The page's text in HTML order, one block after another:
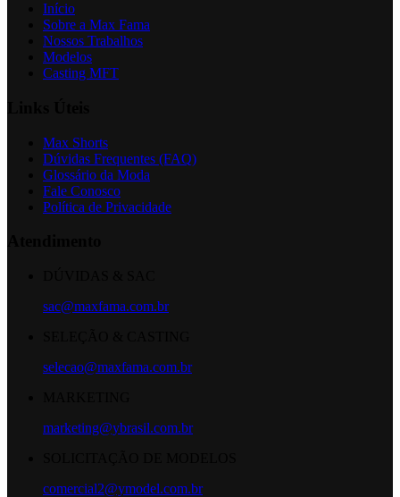
Início
Sobre a Max Fama
Nossos Trabalhos
Modelos
Casting MFT
Max Shorts
Dúvidas Frequentes (FAQ)
Glossário da Moda
Fale Conosco
Política de Privacidade
sac@maxfama.com.br
selecao@maxfama.com.br
marketing@ybrasil.com.br
comercial2@ymodel.com.br